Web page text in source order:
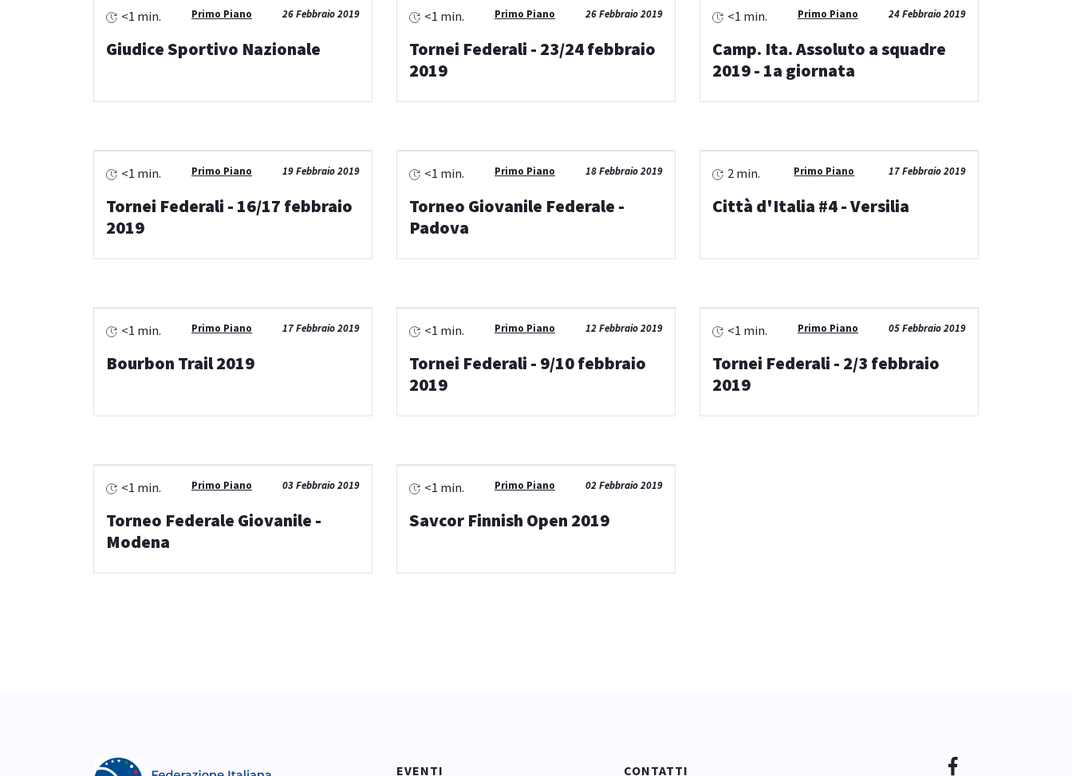
26 Febbraio 2019
Primo Piano
<1 min.
Giudice Sportivo Nazionale
26 Febbraio 2019
Primo Piano
<1 min.
Tornei Federali - 23/24 febbraio
2019
24 Febbraio 2019
Primo Piano
<1 min.
Camp. Ita. Assoluto a squadre
2019 - 1a giornata
19 Febbraio 2019
Primo Piano
<1 min.
Tornei Federali - 16/17 febbraio
2019
18 Febbraio 2019
Primo Piano
<1 min.
Torneo Giovanile Federale -
Padova
17 Febbraio 2019
Primo Piano
2 min.
Città d'Italia #4 - Versilia
17 Febbraio 2019
Primo Piano
<1 min.
Bourbon Trail 2019
12 Febbraio 2019
Primo Piano
<1 min.
Tornei Federali - 9/10 febbraio
2019
05 Febbraio 2019
Primo Piano
<1 min.
Tornei Federali - 2/3 febbraio
2019
03 Febbraio 2019
Primo Piano
<1 min.
Torneo Federale Giovanile -
Modena
02 Febbraio 2019
Primo Piano
<1 min.
Savcor Finnish Open 2019
EVENTI CONTATTI